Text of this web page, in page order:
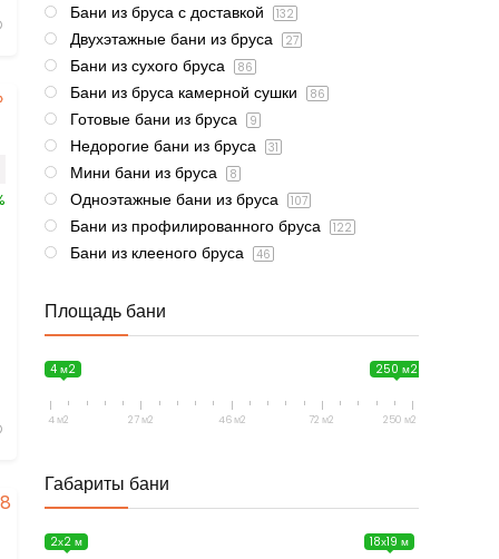
Бани из бруса с доставкой 132
Двухэтажные бани из бруса 27
Бани из сухого бруса 86
Бани из бруса камерной сушки 86
Готовые бани из бруса 9
Недорогие бани из бруса 31
Мини бани из бруса 8
Одноэтажные бани из бруса 107
Бани из профилированного бруса 122
Бани из клееного бруса 46
Площадь бани
4 м2 250 м2
4 м2 27 м2 46 м2 72 м2 250 м2
Габариты бани
2х2 м 18х19 м